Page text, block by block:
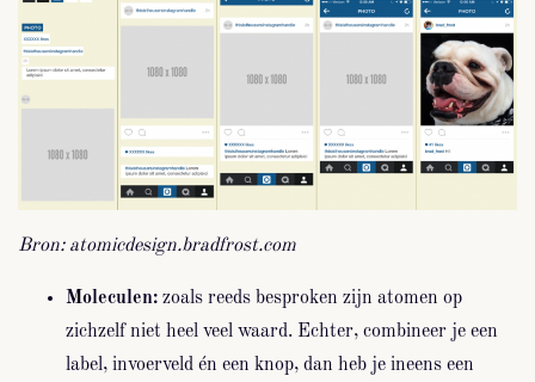
Bron: atomicdesign.bradfrost.com
Moleculen: zoals reeds besproken zijn atomen op
zichzelf niet heel veel waard. Echter, combineer je een
label, invoerveld én een knop, dan heb je ineens een